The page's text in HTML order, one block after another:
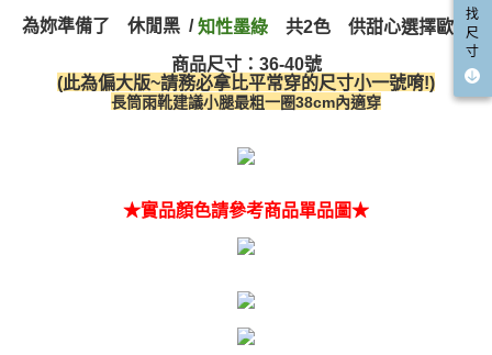
時審查核予不同之上限額度；若仍有額度不足之情形，本公司將視審查結果
５．嚴禁一人註冊多個帳號或使用他人資訊註冊。若發現惡意使用之情形，
恩沛科技股份有限公司將有權停止該用戶之使用額度並採取法律行動。
為妳準備了 休閒黑 / 知性墨綠
共2色 供甜心選擇歐！
商品尺寸：36-40號
(此為偏大版~請務必拿比平常穿的尺寸小一號唷!)
長筒雨靴建議小腿最粗一圈38cm內適穿
★實品顏色請參考商品單品圖★
找
尺
寸